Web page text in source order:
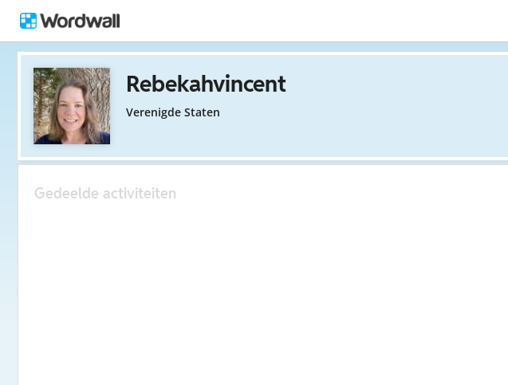
Rebekahvincent
Verenigde Staten
Gedeelde activiteiten